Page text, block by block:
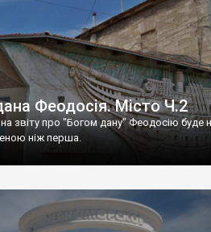
Феодосія. Місто Ч.2
звіту про "Богом дану" Феодосію буде
ніж перша.